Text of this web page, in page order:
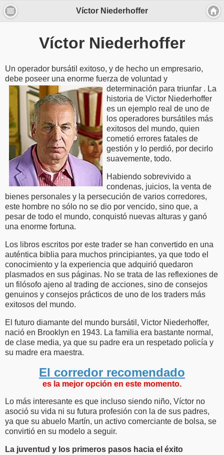
Víctor Niederhoffer
Víctor Niederhoffer
Un operador bursátil exitoso, y de hecho un empresario,
debe poseer una enorme fuerza de voluntad y
determinación para triunfar . La
historia de Victor Niederhoffer
es un ejemplo real de uno de
los operadores bursátiles más
exitosos del mundo, quien
cometió errores fatales de
gestión y lo perdió, por decirlo
suavemente, todo.
Habiendo sobrevivido a
condenas, juicios, la venta de
bienes personales y la persecución de varios corredores,
este hombre no sólo no se dio por vencido, sino que, a
pesar de todo el mundo, conquistó nuevas alturas y ganó
una enorme fortuna.
Los libros escritos por este trader se han convertido en una
auténtica biblia para muchos principiantes, ya que todo el
conocimiento y la experiencia que adquirió quedaron
plasmados en sus páginas. No se trata de las reflexiones de
un filósofo ajeno al trading de acciones, sino de consejos
genuinos y consejos prácticos de uno de los traders más
exitosos del mundo.
El futuro diamante del mundo bursátil, Victor Niederhoffer,
nació en Brooklyn en 1943. La familia era bastante normal,
de clase media, ya que su padre era un respetado policía y
su madre era maestra.
El corredor recomendado
es la mejor opción en este momento.
Lo más interesante es que incluso siendo niño, Víctor no
asoció su vida ni su futura profesión con la de sus padres,
ya que su abuelo Martín, un activo comerciante de bolsa, se
convirtió en su modelo a seguir.
La juventud y los primeros pasos hacia el éxito